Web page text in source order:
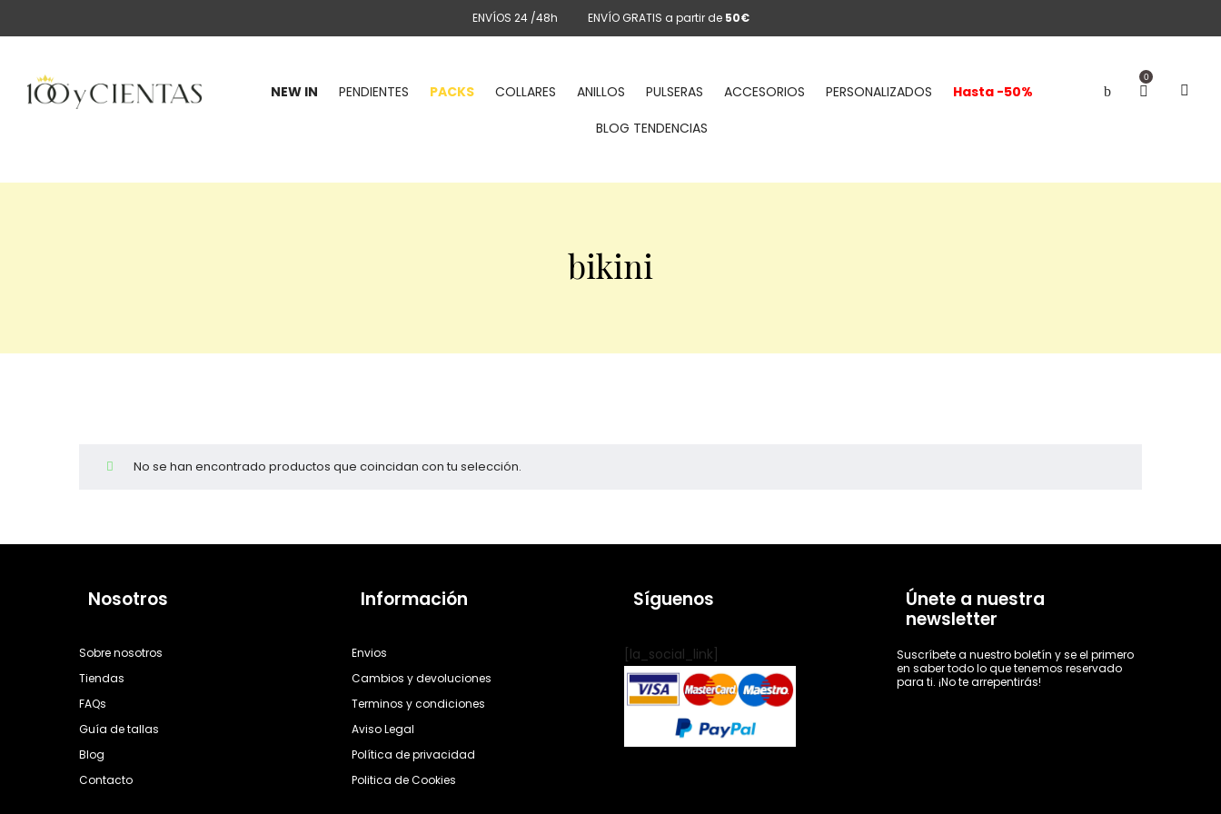
ENVÍOS 24 /48h ENVÍO GRATIS a partir de 50€
0
NEW IN PENDIENTES PACKS COLLARES ANILLOS PULSERAS ACCESORIOS PERSONALIZADOS
Hasta -50%
BLOG TENDENCIAS
bikini
No se han encontrado productos que coincidan con tu selección.
Nosotros
Sobre nosotros
Tiendas
FAQs
Guía de tallas
Blog
Contacto
Información
Envios
Cambios y devoluciones
Terminos y condiciones
Aviso Legal
Política de privacidad
Politica de Cookies
Síguenos
[la_social_link]
Únete a nuestra
newsletter
Suscríbete a nuestro boletín y se el primero
en saber todo lo que tenemos reservado
para ti. ¡No te arrepentirás!